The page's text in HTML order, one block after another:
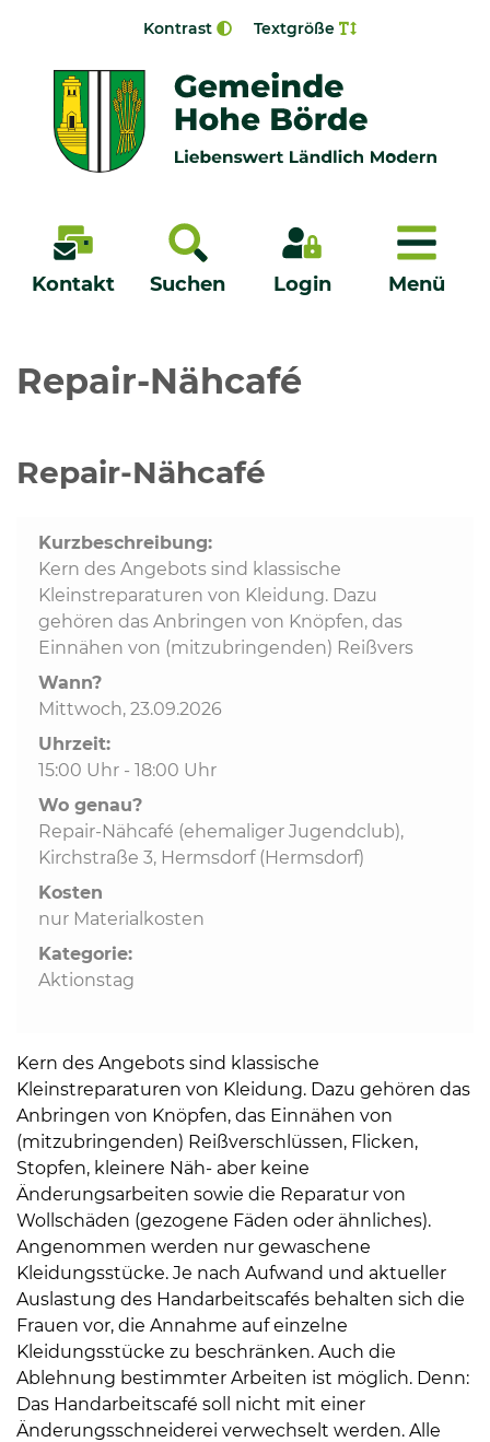
Kontrast Textgröße
Kontakt Suchen Login Menü
Menü
Neuigkeiten
Kommunalpolitik
Bildung und Soziales
Wirtschaft, Bauen, Verkehr
Tourismus, Freizeit, Dorfleben
Ehrenamt und Engagement
Repair-Nähcafé
Repair-Nähcafé
Kurzbeschreibung:
Kern des Angebots sind klassische
Kleinstreparaturen von Kleidung. Dazu
gehören das Anbringen von Knöpfen, das
Einnähen von (mitzubringenden) Reißvers
Wann?
Mittwoch, 23.09.2026
Uhrzeit:
15:00 Uhr - 18:00 Uhr
Wo genau?
Repair-Nähcafé (ehemaliger Jugendclub),
Kirchstraße 3, Hermsdorf (Hermsdorf)
Kosten
nur Materialkosten
Kategorie:
Aktionstag
Kern des Angebots sind klassische
Kleinstreparaturen von Kleidung. Dazu gehören das
Anbringen von Knöpfen, das Einnähen von
(mitzubringenden) Reißverschlüssen, Flicken,
Stopfen, kleinere Näh- aber keine
Änderungsarbeiten sowie die Reparatur von
Wollschäden (gezogene Fäden oder ähnliches).
Angenommen werden nur gewaschene
Kleidungsstücke. Je nach Aufwand und aktueller
Auslastung des Handarbeitscafés behalten sich die
Frauen vor, die Annahme auf einzelne
Kleidungsstücke zu beschränken. Auch die
Ablehnung bestimmter Arbeiten ist möglich. Denn:
Das Handarbeitscafé soll nicht mit einer
Änderungsschneiderei verwechselt werden. Alle